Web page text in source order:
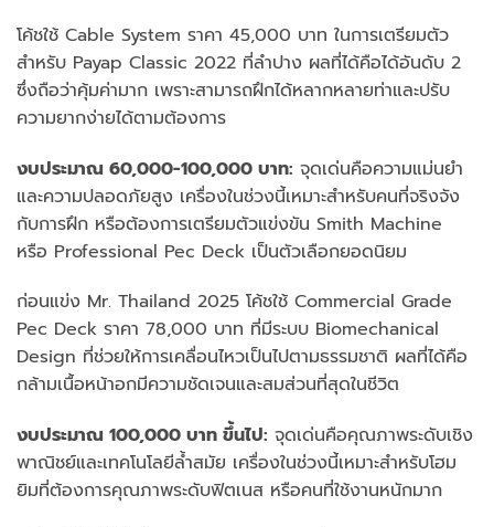
โค้ชใช้ Cable System ราคา 45,000 บาท ในการเตรียมตัว
สำหรับ Payap Classic 2022 ที่ลำปาง ผลที่ได้คือได้อันดับ 2
ซึ่งถือว่าคุ้มค่ามาก เพราะสามารถฝึกได้หลากหลายท่าและปรับ
ความยากง่ายได้ตามต้องการ
งบประมาณ 60,000-100,000 บาท: จุดเด่นคือความแม่นยำ
และความปลอดภัยสูง เครื่องในช่วงนี้เหมาะสำหรับคนที่จริงจัง
กับการฝึก หรือต้องการเตรียมตัวแข่งขัน Smith Machine
หรือ Professional Pec Deck เป็นตัวเลือกยอดนิยม
ก่อนแข่ง Mr. Thailand 2025 โค้ชใช้ Commercial Grade
Pec Deck ราคา 78,000 บาท ที่มีระบบ Biomechanical
Design ที่ช่วยให้การเคลื่อนไหวเป็นไปตามธรรมชาติ ผลที่ได้คือ
กล้ามเนื้อหน้าอกมีความชัดเจนและสมส่วนที่สุดในชีวิต
งบประมาณ 100,000 บาท ขึ้นไป: จุดเด่นคือคุณภาพระดับเชิง
พาณิชย์และเทคโนโลยีล้ำสมัย เครื่องในช่วงนี้เหมาะสำหรับโฮม
ยิมที่ต้องการคุณภาพระดับฟิตเนส หรือคนที่ใช้งานหนักมาก